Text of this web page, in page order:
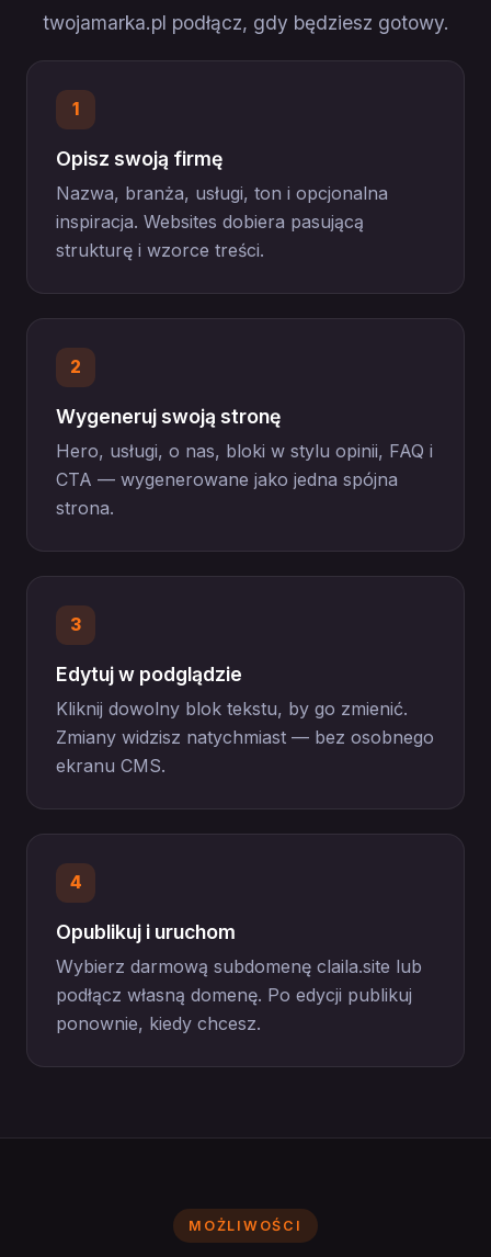
twojamarka.pl podłącz, gdy będziesz gotowy.
1
Opisz swoją firmę
Nazwa, branża, usługi, ton i opcjonalna
inspiracja. Websites dobiera pasującą
strukturę i wzorce treści.
2
Wygeneruj swoją stronę
Hero, usługi, o nas, bloki w stylu opinii, FAQ i
CTA — wygenerowane jako jedna spójna
strona.
3
Edytuj w podglądzie
Kliknij dowolny blok tekstu, by go zmienić.
Zmiany widzisz natychmiast — bez osobnego
ekranu CMS.
4
Opublikuj i uruchom
Wybierz darmową subdomenę claila.site lub
podłącz własną domenę. Po edycji publikuj
ponownie, kiedy chcesz.
MOŻLIWOŚCI